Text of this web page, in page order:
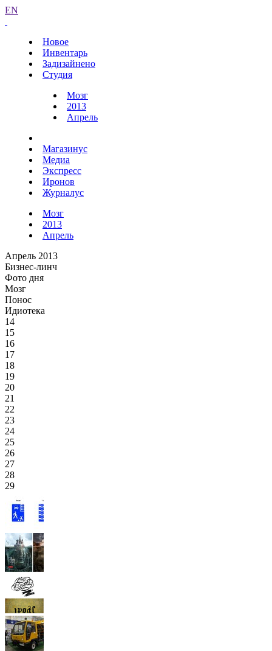
EN
Новое
Инвентарь
Задизайнено
Студия
Мозг
2013
Апрель
Магазинус
Медиа
Экспресс
Иронов
Журналус
Мозг
2013
Апрель
Апрель 2013
Бизнес-линч
Фото дня
Мозг
Понос
Идиотека
14
15
16
17
18
19
20
21
22
23
24
25
26
27
28
29